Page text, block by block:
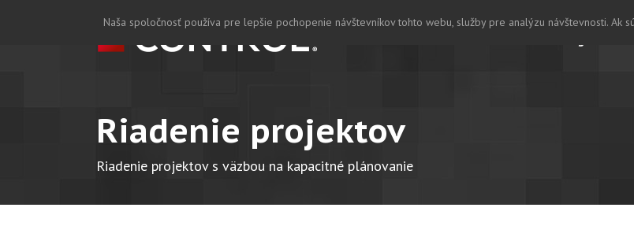
Riadenie projektov
Riadenie projektov s väzbou na kapacitné plánovanie
Naša spoločnosť používa pre lepšie pochopenie návštevníkov tohto webu, služby pre analýzu návštevnosti. Ak